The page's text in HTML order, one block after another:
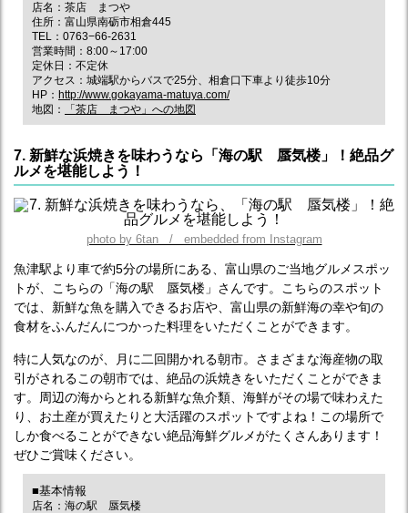
店名：茶店 まつや
住所：富山県南砺市相倉445
TEL：0763−66-2631
営業時間：8:00～17:00
定休日：不定休
アクセス：城端駅からバスで25分、相倉口下車より徒歩10分
HP： http://www.gokayama-matuya.com/
地図：
「茶店 まつや」への地図
7. 新鮮な浜焼きを味わうなら「海の駅 蜃気楼」！絶品グ
ルメを堪能しよう！
photo by 6tan / embedded from Instagram
魚津駅より車で約5分の場所にある、富山県のご当地グルメスポッ
トが、こちらの「海の駅 蜃気楼」さんです。こちらのスポット
では、新鮮な魚を購入できるお店や、富山県の新鮮海の幸や旬の
食材をふんだんにつかった料理をいただくことができます。
特に人気なのが、月に二回開かれる朝市。さまざまな海産物の取
引がされるこの朝市では、絶品の浜焼きをいただくことができま
す。周辺の海からとれる新鮮な魚介類、海鮮がその場で味わえた
り、お土産が買えたりと大活躍のスポットですよね！この場所で
しか食べることができない絶品海鮮グルメがたくさんあります！
ぜひご賞味ください。
■基本情報
店名：海の駅 蜃気楼